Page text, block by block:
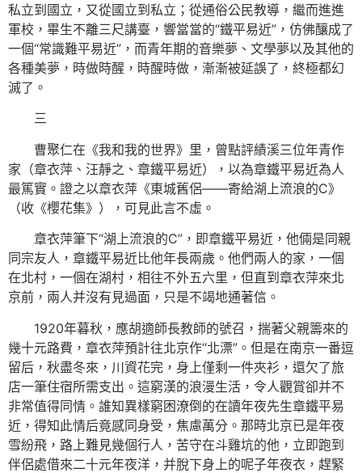
私立到國立，又從國立到私立；從通俗公民教導，繼而進進
軍校，畢生不離三尺講臺，響當當的“鐵平易近”，仿佛釀成了
一個“常識難平易近”，而青年期的音樂夢、文學夢以及其他的
各種美夢，時做時醒，時醒時做，漸漸被延誤了，終極都幻
滅了。
三
曹聚仁在《我和我的世界》里，曾點評績溪三位年青作
家（章衣萍、汪靜之、章鐵平易近），以為章鐵平易近為人
最篤實。證之以章衣萍《東城舊侶——寄給湖上流浪的C》
（收《櫻花集》），可見此言不虛。
章衣萍筆下“湖上流浪的C”，即章鐵平易近，他倆是同親
同宗友人，章鐵平易近比他年長兩歲。他們兩人的家，一個
在北村，一個在湖村，相往不外五六里，但直到章衣萍來北
京前，兩人并沒有見過面，只是不竭地通著信。
1920年暮秋，應胡適師長教師的號召，揣著父親籌來的
幾十元路費，章衣萍預計往北京作“北漂”。但是在南京一番逗
留后，秋盡冬來，川資花完，身上僅剩一件夾衫，還欠了旅
店一筆住宿所需支出。這窮漢的浪漫生活，令人觀賞卻并不
非常值得同情。誰知異樣窮困潦倒的在讀年夜先生章鐵平易
近，得知此情后竟感同身受，焦慮萬分。那時北京已是年夜
雪紛飛，路上難見幾個行人，苦守在斗雞坑的他，立即跑到
伴侶處借來二十元年夜洋，并脫下身上的呢子年夜衣，趕緊